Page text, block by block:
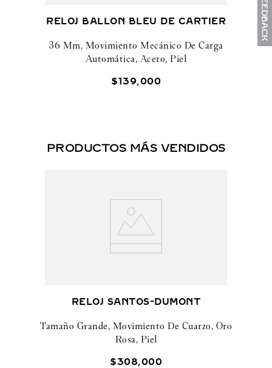
RELOJ BALLON BLEU DE CARTIER
36 Mm, Movimiento Mecánico De Carga
Automática, Acero, Piel
$139,000
PRODUCTOS MÁS VENDIDOS
RELOJ SANTOS-DUMONT
Tamaño Grande, Movimiento De Cuarzo, Oro
Rosa, Piel
$308,000